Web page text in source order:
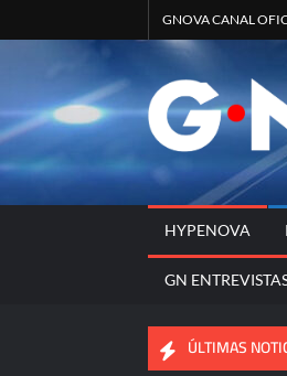
to
GNOVA CANAL
HYPENOVA
GN
ÚLTIMAS
Tōkon: Fighting Souls en un